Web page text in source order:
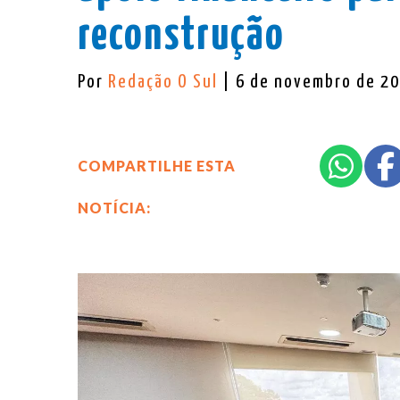
reconstrução
Por Redação O Sul | 6 de novembro de
COMPARTILHE ESTA
NOTÍCIA: